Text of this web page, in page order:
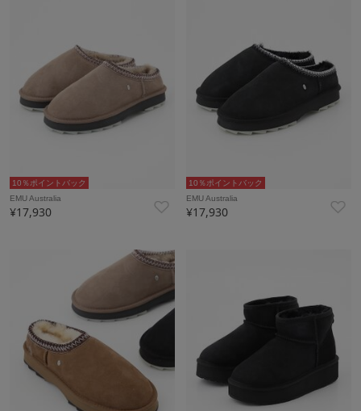
10％ポイントバック
EMU Australia
¥17,930
10％ポイントバック
EMU Australia
¥17,930